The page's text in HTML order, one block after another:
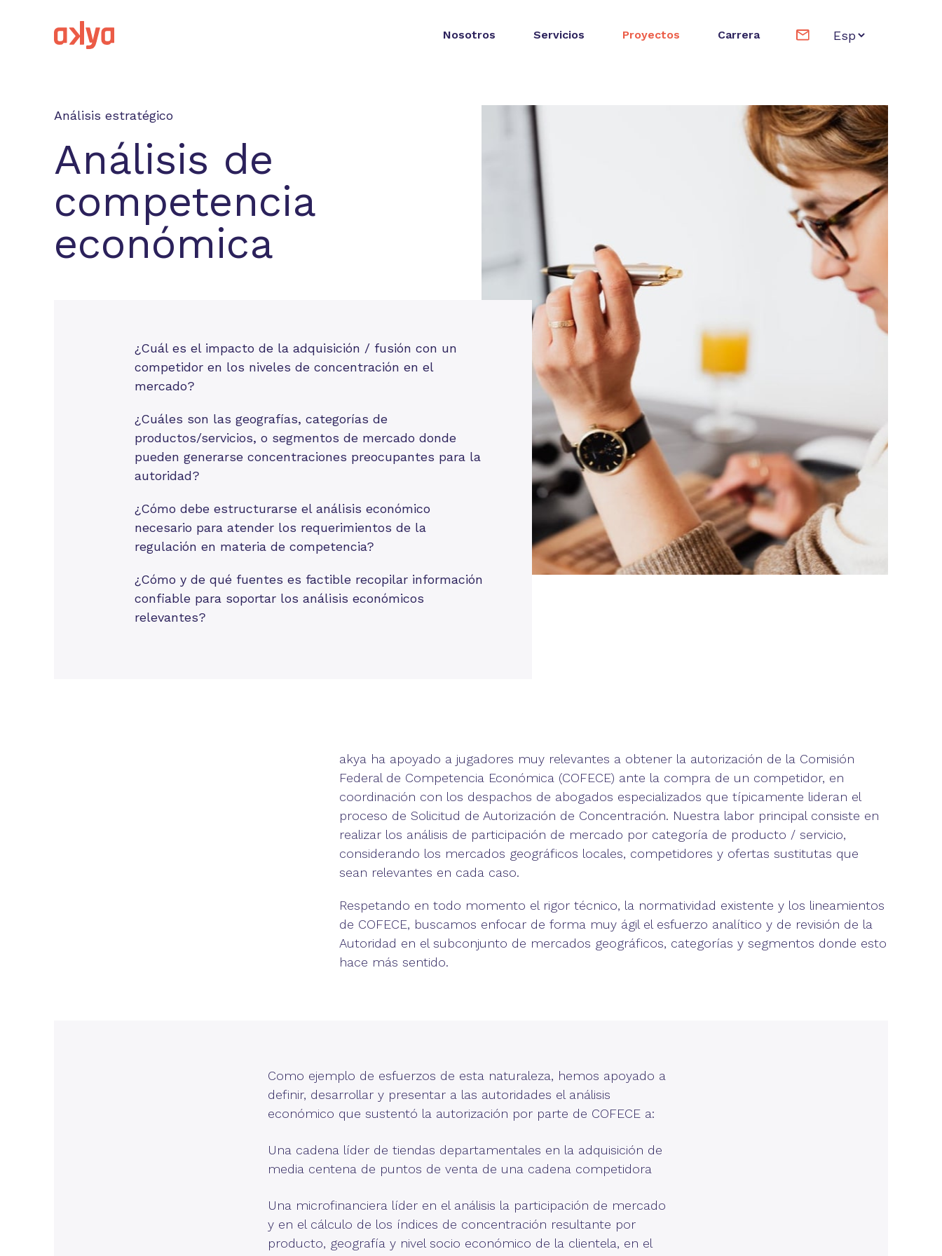
Nosotros Servicios Proyectos Carrera
Análisis estratégico
Análisis de
competencia
económica
¿Cuál es el impacto de la adquisición / fusión con un
competidor en los niveles de concentración en el
mercado?
¿Cuáles son las geografías, categorías de
productos/servicios, o segmentos de mercado donde
pueden generarse concentraciones preocupantes para la
autoridad?
¿Cómo debe estructurarse el análisis económico
necesario para atender los requerimientos de la
regulación en materia de competencia?
¿Cómo y de qué fuentes es factible recopilar información
confiable para soportar los análisis económicos
relevantes?
akya ha apoyado a jugadores muy relevantes a obtener la autorización de la Comisión
Federal de Competencia Económica (COFECE) ante la compra de un competidor, en
coordinación con los despachos de abogados especializados que típicamente lideran el
proceso de Solicitud de Autorización de Concentración. Nuestra labor principal consiste en
realizar los análisis de participación de mercado por categoría de producto / servicio,
considerando los mercados geográficos locales, competidores y ofertas sustitutas que
sean relevantes en cada caso.
Respetando en todo momento el rigor técnico, la normatividad existente y los lineamientos
de COFECE, buscamos enfocar de forma muy ágil el esfuerzo analítico y de revisión de la
Autoridad en el subconjunto de mercados geográficos, categorías y segmentos donde esto
hace más sentido.
Como ejemplo de esfuerzos de esta naturaleza, hemos apoyado a
definir, desarrollar y presentar a las autoridades el análisis
económico que sustentó la autorización por parte de COFECE a:
Una cadena líder de tiendas departamentales en la adquisición de
media centena de puntos de venta de una cadena competidora
Una microfinanciera líder en el análisis la participación de mercado
y en el cálculo de los índices de concentración resultante por
producto, geografía y nivel socio económico de la clientela, en el